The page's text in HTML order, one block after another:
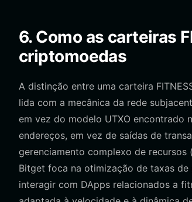
6. Como as carteiras
criptomoedas
A distinção entre uma carteira
lida com a mecânica da rede
em vez do modelo UTXO encontrado
endereços, em vez de saídas de
gerenciamento complexo de recursos
Bitget foca na otimização de taxas
interagir com DApps relacionados a